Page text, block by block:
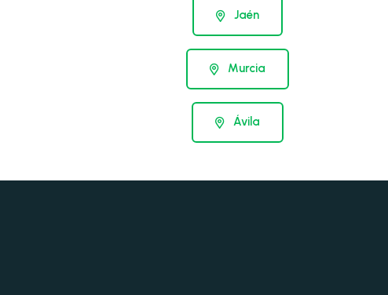
Jaén
Murcia
Ávila